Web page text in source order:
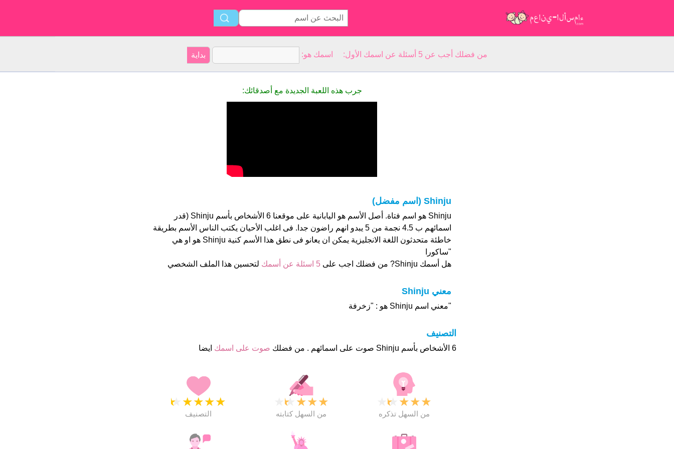
من فضلك أجب عن 5 أسئلة عن اسمك الأول: اسمك هو:
جرب هذه اللعبة الجديدة مع أصدقائك:
Shinju (اسم مفضل)
Shinju هو اسم فتاة. أصل الأسم هو اليابانية على موقعنا 6 الأشخاص بأسم Shinju (قدر
اسمائهم ب 4.5 نجمة من 5 يبدو انهم راضون جدا. فى اغلب الأحيان يكتب الناس الأسم بطريقة
خاطئة متحدثون اللغة الانجليزية يمكن ان يعانو فى نطق هذا الأسم كنية Shinju هو او هي
"ساكورا
هل أسمك Shinju? من فضلك اجب على
5 اسئلة عن أسمك لتحسين هذا الملف الشخصي
معني Shinju
"معني اسم Shinju هو : "زخرفة
التصنيف
6 الأشخاص بأسم Shinju صوت على اسمائهم . من فضلك صوت على اسمك ايضا
★
★
★
★
★
التصنيف
★
★
★
★
من السهل كتابته
★
★
★
★
من السهل تذكره